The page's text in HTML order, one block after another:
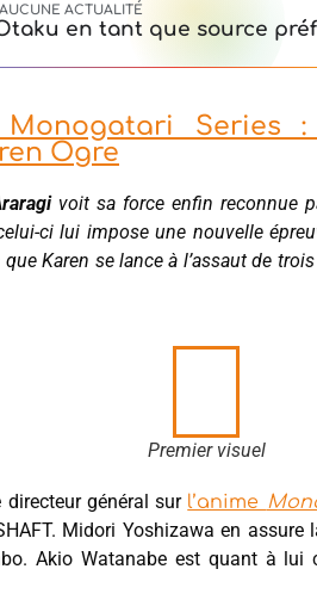
ACTUALITÉ
en tant que source
Monogatari
Ogre
voit sa force enfin reconnue
ci lui impose une nouvelle
Karen se lance à l’assaut de
Premier visuel
général sur l’anime
Midori Yoshizawa en
Akio Watanabe est quant à